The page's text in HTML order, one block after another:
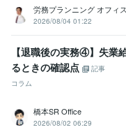
書など、雇用関係書類の作
書類・契約書作成
学歴
立正大学 1999年3月 ~
労務プランニング オフィ
2026/08/04 01:22
【退職後の実務④】失業
るときの確認点
記事
コラム
橋本SR Office
2026/08/02 06:29